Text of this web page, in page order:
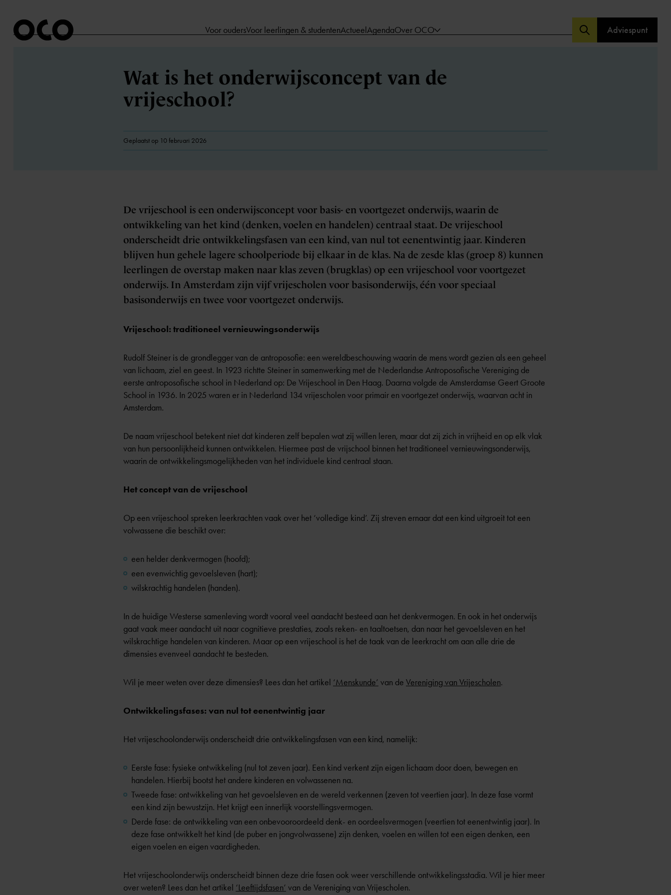
Voor oudersVoor leerlingen & studentenActueelAgendaOver OCO Adviespunt
Wat is het onderwijsconcept van de
vrijeschool?
Geplaatst op 10 februari 2026
De vrijeschool is een onderwijsconcept voor basis- en voortgezet onderwijs, waarin de
ontwikkeling van het kind (denken, voelen en handelen) centraal staat. De vrijeschool
onderscheidt drie ontwikkelingsfasen van een kind, van nul tot eenentwintig jaar. Kinderen
blijven hun gehele lagere schoolperiode bij elkaar in de klas. Na de zesde klas (groep 8) kunnen
leerlingen de overstap maken naar klas zeven (brugklas) op een vrijeschool voor voortgezet
onderwijs. In Amsterdam zijn vijf vrijescholen voor basisonderwijs, één voor speciaal
basisonderwijs en twee voor voortgezet onderwijs.
Vrijeschool: traditioneel vernieuwingsonderwijs
Rudolf Steiner is de grondlegger van de antroposofie: een wereldbeschouwing waarin de mens wordt gezien als een geheel
van lichaam, ziel en geest. In 1923 richtte Steiner in samenwerking met de Nederlandse Antroposofische Vereniging de
eerste antroposofische school in Nederland op: De Vrijeschool in Den Haag. Daarna volgde de Amsterdamse Geert Groote
School in 1936. In 2025 waren er in Nederland 134 vrijescholen voor primair en voortgezet onderwijs, waarvan acht in
Amsterdam.
De naam vrijeschool betekent niet dat kinderen zelf bepalen wat zij willen leren, maar dat zij zich in vrijheid en op elk vlak
van hun persoonlijkheid kunnen ontwikkelen. Hiermee past de vrijschool binnen hettraditioneel vernieuwingsonderwijs,
waarin de ontwikkelingsmogelijkheden van het individuele kind centraal staan.
Het concept van de vrijeschool
Op een vrijeschool spreken leerkrachten vaak over het ‘volledige kind’. Zij streven ernaar dat een kind uitgroeit tot een
volwassene die beschikt over:
een helder denkvermogen (hoofd);
een evenwichtig gevoelsleven (hart);
wilskrachtig handelen (handen).
In de huidige Westerse samenleving wordt vooral veel aandacht besteed aan het denkvermogen. En ook in het onderwijs
gaat vaak meer aandacht uit naar cognitieve prestaties, zoals reken- en taaltoetsen, dan naar het gevoelsleven en het
wilskrachtige handelen van kinderen. Maar op een vrijeschool is het de taak van de leerkracht om aan alle drie de
dimensies evenveel aandacht te besteden.
Wil je meer weten over deze dimensies? Lees dan het artikel ‘Menskunde’ van de Vereniging van Vrijescholen.
Ontwikkelingsfases: van nul tot eenentwintig jaar
Het vrijeschoolonderwijs onderscheidt drie ontwikkelingsfasen van een kind, namelijk:
Eerste fase: fysieke ontwikkeling (nul tot zeven jaar). Een kind verkent zijn eigen lichaam door doen, bewegen en
handelen. Hierbij bootst het andere kinderen en volwassenen na.
Tweede fase: ontwikkeling van het gevoelsleven en de wereld verkennen (zeven tot veertien jaar). In deze fase vormt
een kind zijn bewustzijn. Het krijgt een innerlijk voorstellingsvermogen.
Derde fase: de ontwikkeling van een onbevooroordeeld denk- en oordeelsvermogen (veertien tot eenentwintig jaar). In
deze fase ontwikkelt het kind (de puber en jongvolwassene) zijn denken, voelen en willen tot een eigen denken, een
eigen voelen en eigen vaardigheden.
Het vrijeschoolonderwijs onderscheidt binnen deze drie fasen ook weer verschillende ontwikkelingsstadia. Wil je hier meer
over weten? Lees dan het artikel ‘Leeftijdsfasen’ van de Vereniging van Vrijescholen.